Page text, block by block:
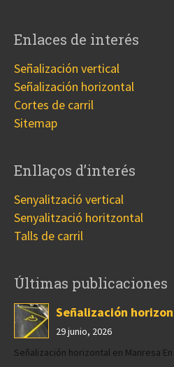
Enlaces de interés
Señalización vertical
Señalización horizontal
Cortes de carril
Sitemap
Enllaços d’interés
Senyalització vertical
Senyalització horitzontal
Talls de carril
Últimas publicaciones
Señalización
29 junio, 2026
Señalización horizontal en Manresa En